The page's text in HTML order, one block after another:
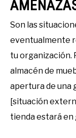
Son las
eventualmente
tu organización.
almacén de
apertura de una
[situación
tienda estará en